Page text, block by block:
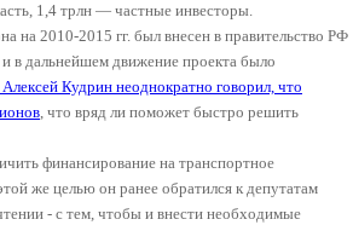
1,4 трлн — частные инвесторы.
на 2010-2015 гг. был внесен в правительство РФ
в дальнейшем движение проекта было
Кудрин неоднократно говорил, что
, что вряд ли поможет быстро решить
финансирование на транспортное
же целью он ранее обратился к депутатам
- с тем, чтобы и внести необходимые